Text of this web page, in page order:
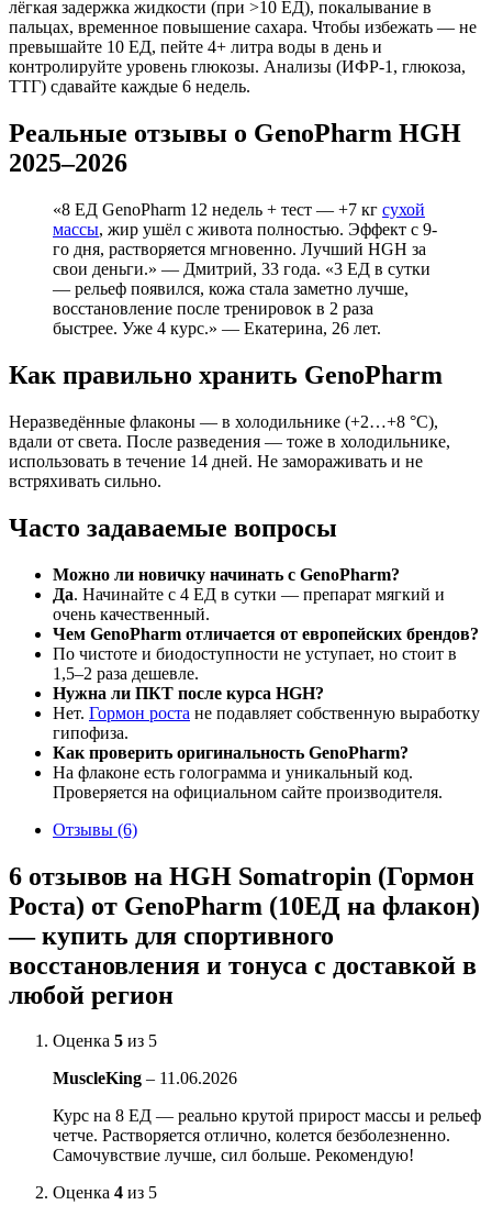
лёгкая задержка жидкости (при >10 ЕД), покалывание в
пальцах, временное повышение сахара. Чтобы избежать — не
превышайте 10 ЕД, пейте 4+ литра воды в день и
контролируйте уровень глюкозы. Анализы (ИФР-1, глюкоза,
ТТГ) сдавайте каждые 6 недель.
Реальные отзывы о GenoPharm HGH
2025–2026
«8 ЕД GenoPharm 12 недель + тест — +7 кг сухой
массы, жир ушёл с живота полностью. Эффект с 9-
го дня, растворяется мгновенно. Лучший HGH за
свои деньги.» — Дмитрий, 33 года. «3 ЕД в сутки
— рельеф появился, кожа стала заметно лучше,
восстановление после тренировок в 2 раза
быстрее. Уже 4 курс.» — Екатерина, 26 лет.
Как правильно хранить GenoPharm
Неразведённые флаконы — в холодильнике (+2…+8 °C),
вдали от света. После разведения — тоже в холодильнике,
использовать в течение 14 дней. Не замораживать и не
встряхивать сильно.
Часто задаваемые вопросы
Можно ли новичку начинать с GenoPharm?
Да. Начинайте с 4 ЕД в сутки — препарат мягкий и
очень качественный.
Чем GenoPharm отличается от европейских брендов?
По чистоте и биодоступности не уступает, но стоит в
1,5–2 раза дешевле.
Нужна ли ПКТ после курса HGH?
Нет. Гормон роста не подавляет собственную выработку
гипофиза.
Как проверить оригинальность GenoPharm?
На флаконе есть голограмма и уникальный код.
Проверяется на официальном сайте производителя.
Отзывы (6)
6 отзывов на HGH Somatropin (Гормон
Роста) от GenoPharm (10ЕД на флакон)
— купить для спортивного
восстановления и тонуса с доставкой в
любой регион
Оценка 5 из 5
MuscleKing – 11.06.2026
Курс на 8 ЕД — реально крутой прирост массы и рельеф
четче. Растворяется отлично, колется безболезненно.
Самочувствие лучше, сил больше. Рекомендую!
Оценка 4 из 5